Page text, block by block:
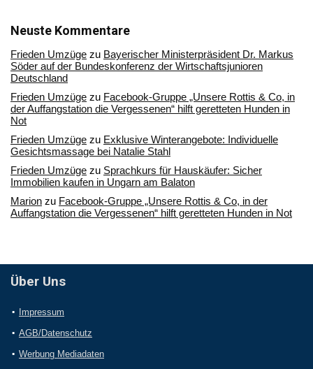
Archiv
Neuste Kommentare
Frieden Umzüge zu Bayerischer Ministerpräsident Dr. Markus
Söder auf der Bundeskonferenz der Wirtschaftsjunioren
Deutschland
Frieden Umzüge zu Facebook-Gruppe „Unsere Rottis & Co, in
der Auffangstation die Vergessenen“ hilft geretteten Hunden in
Not
Frieden Umzüge zu Exklusive Winterangebote: Individuelle
Gesichtsmassage bei Natalie Stahl
Frieden Umzüge zu Sprachkurs für Hauskäufer: Sicher
Immobilien kaufen in Ungarn am Balaton
Marion zu Facebook-Gruppe „Unsere Rottis & Co, in der
Auffangstation die Vergessenen“ hilft geretteten Hunden in Not
Über Uns
Impressum
AGB/Datenschutz
Werbung Mediadaten